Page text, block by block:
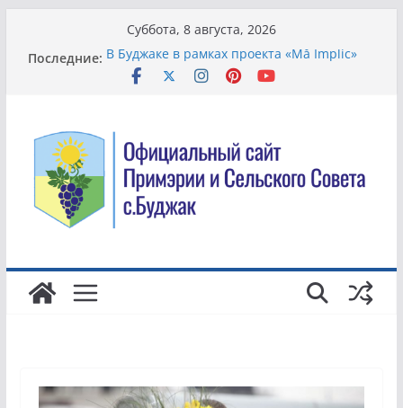
содержимому
Суббота, 8 августа, 2026
Последние: В Буджаке в рамках проекта «Mă Implic»
модернизируют систему управления
людьми.
Жители села Буджак вышли на
общеобластной субботник по
благоустройству территории
В Молдове хотят упростить смену банка и
сделать комиссии более понятными для
саду